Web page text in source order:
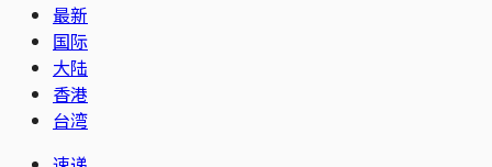
最新
国际
大陆
香港
台湾